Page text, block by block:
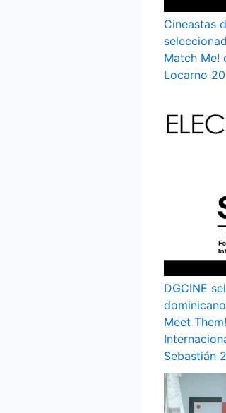
Cineastas
Match Me!
Locarno
DGCINE
Meet
Sebastián